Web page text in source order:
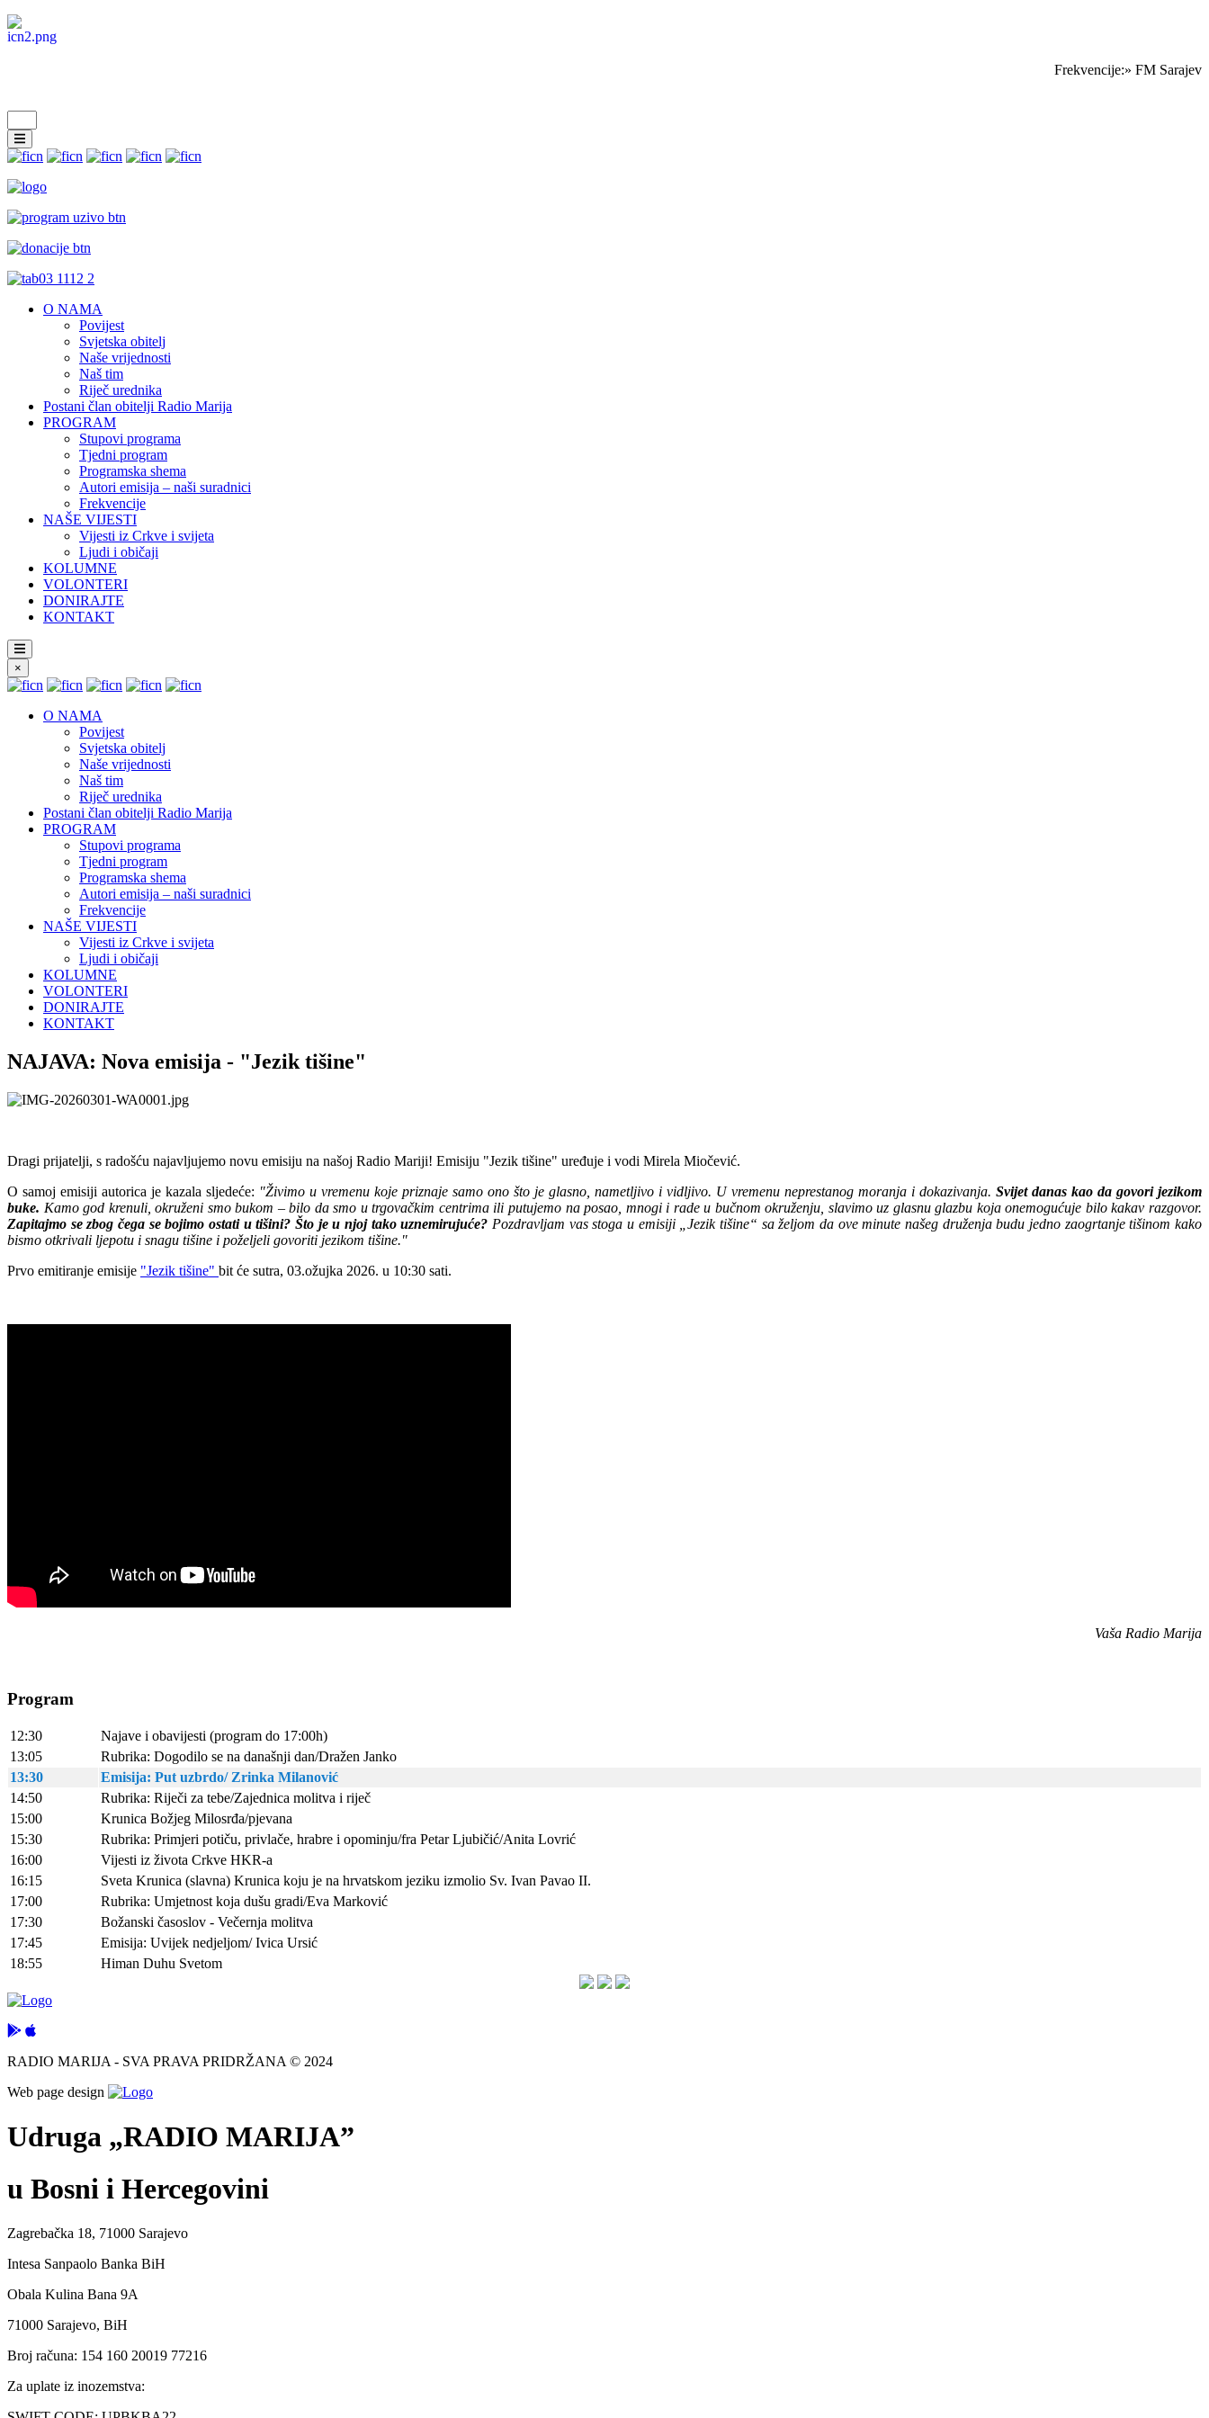
Frekvencije:» FM
O NAMA
Povijest
Svjetska obitelj
Naše vrijednosti
Naš tim
Riječ urednika
Postani član obitelji Radio Marija
PROGRAM
Stupovi programa
Tjedni program
Programska shema
Autori emisija – naši suradnici
Frekvencije
NAŠE VIJESTI
Vijesti iz Crkve i svijeta
Ljudi i običaji
KOLUMNE
VOLONTERI
DONIRAJTE
KONTAKT
×
O NAMA
Povijest
Svjetska obitelj
Naše vrijednosti
Naš tim
Riječ urednika
Postani član obitelji Radio Marija
PROGRAM
Stupovi programa
Tjedni program
Programska shema
Autori emisija – naši suradnici
Frekvencije
NAŠE VIJESTI
Vijesti iz Crkve i svijeta
Ljudi i običaji
KOLUMNE
VOLONTERI
DONIRAJTE
KONTAKT
NAJAVA: Nova emisija - "Jezik tišine"
Dragi prijatelji, s radošću najavljujemo novu emisiju na našoj Radio Mariji! Emisiju "Jezik tišine" uređuje i vodi Mirela Miočević.
O samoj emisiji autorica je kazala sljedeće: "Živimo u vremenu koje priznaje samo ono što je glasno, nametljivo i vidljivo. U vremenu neprestanog moranja i dokazivanja. Svijet danas kao da govori jezikom
buke. Kamo god krenuli, okruženi smo bukom – bilo da smo u trgovačkim centrima ili putujemo na posao, mnogi i rade u bučnom okruženju, slavimo uz glasnu glazbu koja onemogućuje bilo kakav razgovor.
Zapitajmo se zbog čega se bojimo ostati u tišini? Što je u njoj tako uznemirujuće? Pozdravljam vas stoga u emisiji „Jezik tišine“ sa željom da ove minute našeg druženja budu jedno zaogrtanje tišinom kako
bismo otkrivali ljepotu i snagu tišine i poželjeli govoriti jezikom tišine."
Prvo emitiranje emisije "Jezik tišine" bit će sutra, 03.ožujka 2026. u 10:30 sati.
Vaša Radio Marija
Program
12:30
Najave i obavijesti (program do 17:00h)
13:05
Rubrika: Dogodilo se na današnji dan/Dražen Janko
13:30
Emisija: Put uzbrdo/ Zrinka Milanović
14:50
Rubrika: Riječi za tebe/Zajednica molitva i riječ
15:00
Krunica Božjeg Milosrđa/pjevana
15:30
Rubrika: Primjeri potiču, privlače, hrabre i opominju/fra Petar Ljubičić/Anita Lovrić
16:00
Vijesti iz života Crkve HKR-a
16:15
Sveta Krunica (slavna) Krunica koju je na hrvatskom jeziku izmolio Sv. Ivan Pavao II.
17:00
Rubrika: Umjetnost koja dušu gradi/Eva Marković
17:30
Božanski časoslov - Večernja molitva
17:45
Emisija: Uvijek nedjeljom/ Ivica Ursić
18:55
Himan Duhu Svetom
RADIO MARIJA - SVA PRAVA PRIDRŽANA © 2024
Web page design
Udruga „RADIO MARIJA”
u Bosni i Hercegovini
Zagrebačka 18, 71000 Sarajevo
Intesa Sanpaolo Banka BiH
Obala Kulina Bana 9A
71000 Sarajevo, BiH
Broj računa: 154 160 20019 77216
Za uplate iz inozemstva: